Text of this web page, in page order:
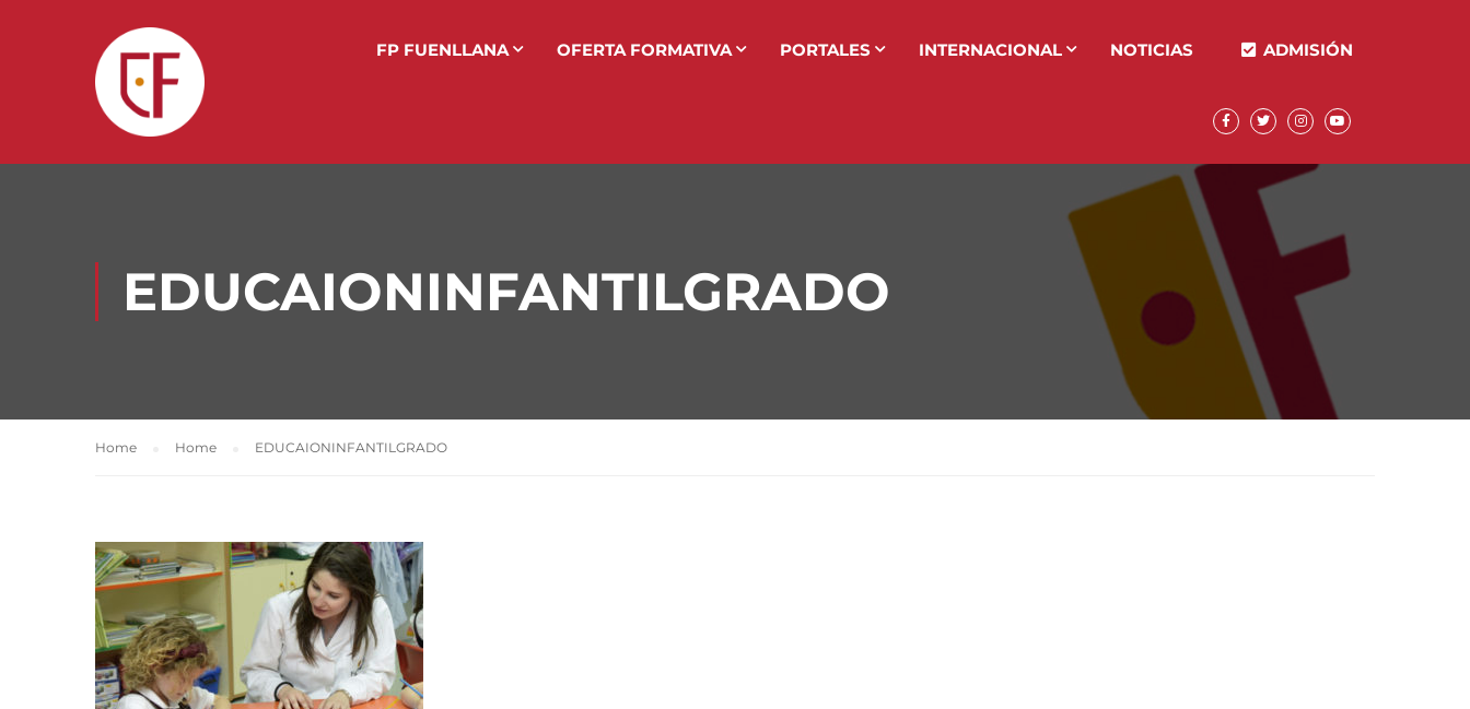
FP FUENLLANA OFERTA FORMATIVA PORTALES INTERNACIONAL NOTICIAS ADMISIÓN
EDUCAIONINFANTILGRADO
Home Home EDUCAIONINFANTILGRADO